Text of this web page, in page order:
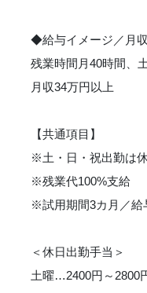
◆給与イメージ／月
残業時間月40時間、
月収34万円以上
【共通項目】
※土・日・祝出勤は
※残業代100%支給
※試用期間3カ月／給
＜休日出勤手当＞
土曜…2400円～2800